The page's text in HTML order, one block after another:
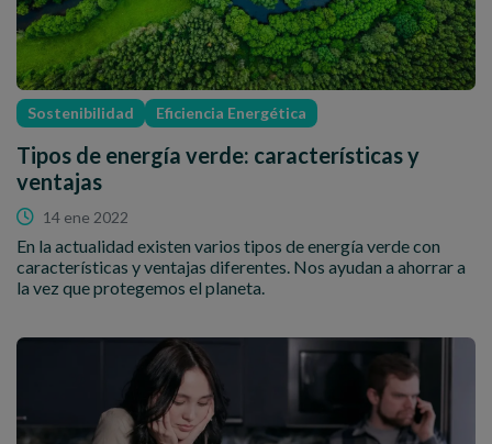
Sostenibilidad Eficiencia Energética
Tipos de energía verde: características y
ventajas
14 ene 2022
En la actualidad existen varios tipos de energía verde con
características y ventajas diferentes. Nos ayudan a ahorrar a
la vez que protegemos el planeta.